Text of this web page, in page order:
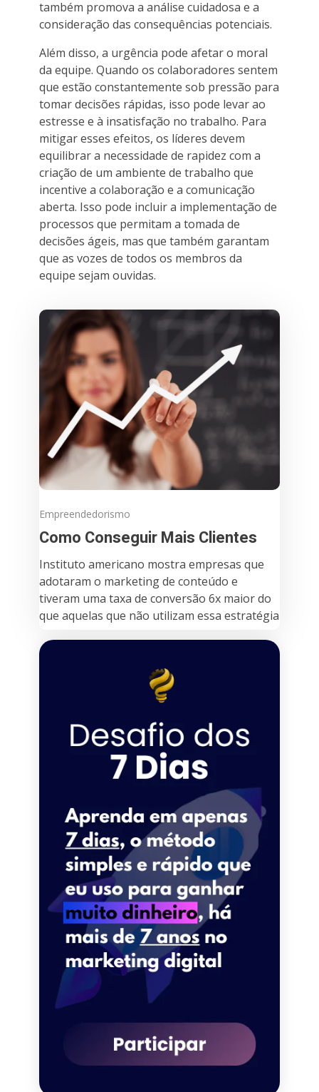
também promova a análise cuidadosa e a
consideração das consequências potenciais.
Além disso, a urgência pode afetar o moral
da equipe. Quando os colaboradores sentem
que estão constantemente sob pressão para
tomar decisões rápidas, isso pode levar ao
estresse e à insatisfação no trabalho. Para
mitigar esses efeitos, os líderes devem
equilibrar a necessidade de rapidez com a
criação de um ambiente de trabalho que
incentive a colaboração e a comunicação
aberta. Isso pode incluir a implementação de
processos que permitam a tomada de
decisões ágeis, mas que também garantam
que as vozes de todos os membros da
equipe sejam ouvidas.
Empreendedorismo
Como Conseguir Mais Clientes
Instituto americano mostra empresas que
adotaram o marketing de conteúdo e
tiveram uma taxa de conversão 6x maior do
que aquelas que não utilizam essa estratégia